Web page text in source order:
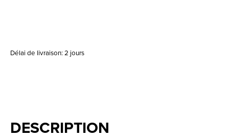
Délai de livraison: 2 jours
DESCRIPTION